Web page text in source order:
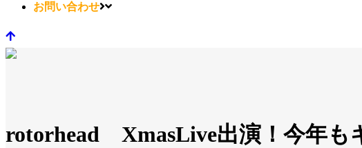
お問い合わせ
rotorhead XmasLive出演！今年も